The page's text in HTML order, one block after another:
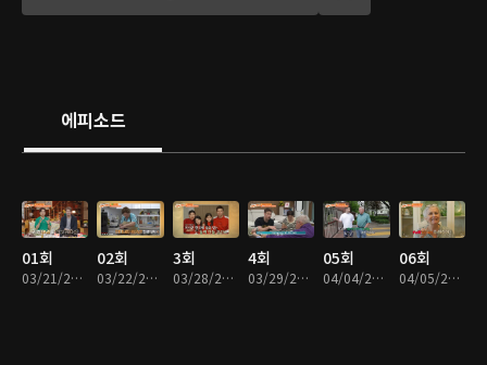
에피소드
01회
03/21/2025 • 1시간 20분
02회
03/22/2025 • 1시간 12분
3회
03/28/2025 • 1시간 19분
4회
03/29/2025 • 1시간 12분
05회
04/04/2025 • 1시간 18분
06회
04/05/2025 • 1시간 18분